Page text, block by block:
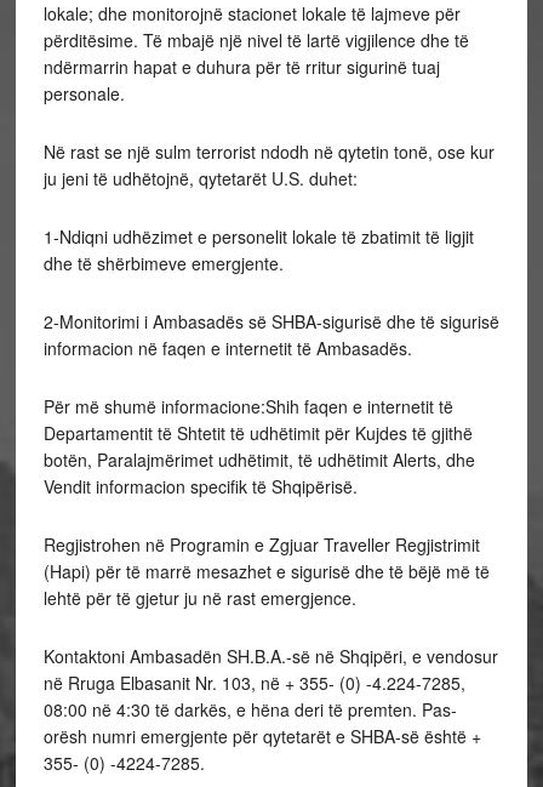
lokale; dhe monitorojnë stacionet lokale të lajmeve për
përditësime. Të mbajë një nivel të lartë vigjilence dhe të
ndërmarrin hapat e duhura për të rritur sigurinë tuaj
personale.
Në rast se një sulm terrorist ndodh në qytetin tonë, ose kur
ju jeni të udhëtojnë, qytetarët U.S. duhet:
1-Ndiqni udhëzimet e personelit lokale të zbatimit të ligjit
dhe të shërbimeve emergjente.
2-Monitorimi i Ambasadës së SHBA-sigurisë dhe të sigurisë
informacion në faqen e internetit të Ambasadës.
Për më shumë informacione:Shih faqen e internetit të
Departamentit të Shtetit të udhëtimit për Kujdes të gjithë
botën, Paralajmërimet udhëtimit, të udhëtimit Alerts, dhe
Vendit informacion specifik të Shqipërisë.
Regjistrohen në Programin e Zgjuar Traveller Regjistrimit
(Hapi) për të marrë mesazhet e sigurisë dhe të bëjë më të
lehtë për të gjetur ju në rast emergjence.
Kontaktoni Ambasadën SH.B.A.-së në Shqipëri, e vendosur
në Rruga Elbasanit Nr. 103, në + 355- (0) -4.224-7285,
08:00 në 4:30 të darkës, e hëna deri të premten. Pas-
orësh numri emergjente për qytetarët e SHBA-së është +
355- (0) -4224-7285.